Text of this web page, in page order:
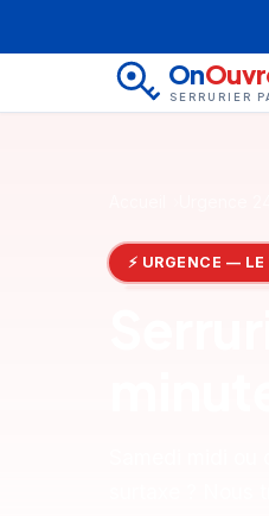
On
SERRURIER
⚡ URGENCE —